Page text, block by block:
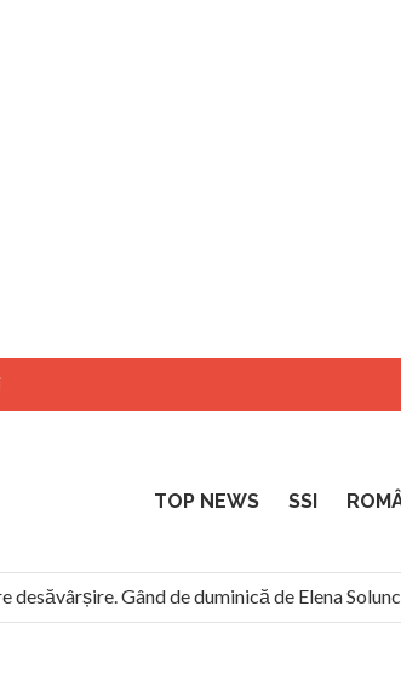
TOP NEWS SSI
Gând de duminică de Elena Solunca
“românii sunt slavi, nu latini”. Fostul agent